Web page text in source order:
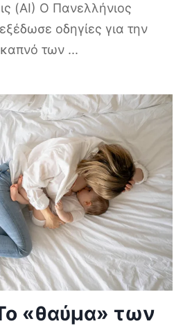
(AI) Ο Πανελλήνιος
οδηγίες για την
των ...
«θαύμα» των